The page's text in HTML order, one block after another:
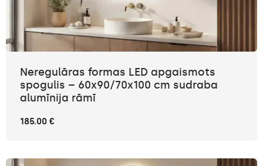
Neregulāras formas LED apgaismots
spogulis – 60x90/70x100 cm sudraba
alumīnija rāmī
185.00 €